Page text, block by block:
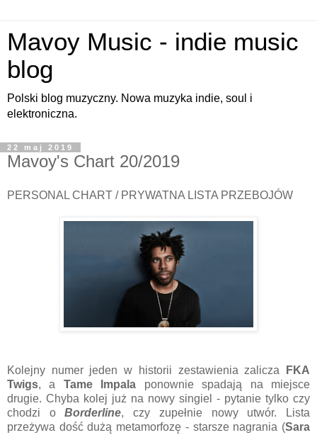
Mavoy Music - indie music
blog
Polski blog muzyczny. Nowa muzyka indie, soul i
elektroniczna.
22 maj 2019
Mavoy's Chart 20/2019
PERSONAL CHART / PRYWATNA LISTA PRZEBOJÓW
Kolejny numer jeden w historii zestawienia zalicza
FKA
Twigs, a Tame Impala ponownie spadają na miejsce
drugie. Chyba kolej już na nowy singiel - pytanie tylko czy
chodzi oBorderline, czy zupełnie nowy utwór. Lista
przeżywa dość dużą metamorfozę - starsze nagrania (Sara